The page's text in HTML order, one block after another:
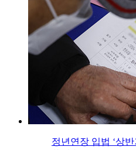
정년연장 입법 ‘상